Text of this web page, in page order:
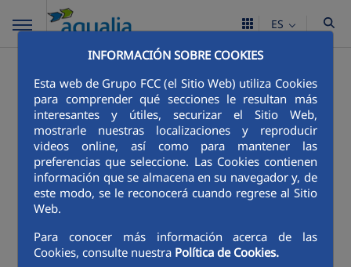
INFORMACIÓN SOBRE COOKIES
Esta web de Grupo FCC (el Sitio Web) utiliza Cookies
para comprender qué secciones le resultan más
interesantes y útiles, securizar el Sitio Web,
mostrarle nuestras localizaciones y reproducir
videos online, así como para mantener las
preferencias que seleccione. Las Cookies contienen
información que se almacena en su navegador y, de
este modo, se le reconocerá cuando regrese al Sitio
Web.
Para conocer más información acerca de las
Cookies, consulte nuestra Política de Cookies.
ES